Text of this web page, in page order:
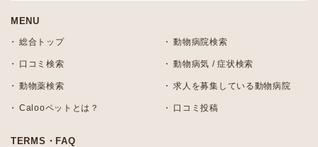
MENU
総合トップ 動物病院検索
口コミ検索 動物病気 / 症状検索
動物薬検索 求人を募集している動物病院
Calooペットとは？ 口コミ投稿
TERMS・FAQ